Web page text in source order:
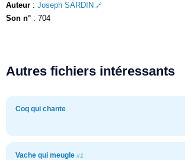
Auteur : Joseph SARDIN
Son n° : 704
Autres fichiers intéressants
Coq qui chante
Vache qui meugle #1